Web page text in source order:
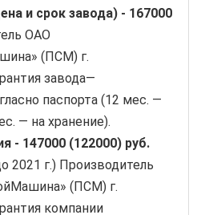
и срок завода) - 167000
ОАО
(ПСМ) г.
завода—
паспорта (12 мес. —
— на хранение).
- 147000 (122000) руб.
2021 г.) Производитель
(ПСМ) г.
компании